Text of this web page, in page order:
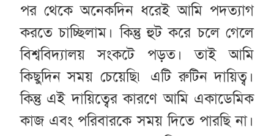
পর থেকে অনেকদিন ধরেই আমি পদত্যাগ
করতে চাচ্ছিলাম। কিন্তু হুট করে চলে গেলে
বিশ্ববিদ্যালয় সংকটে পড়ত। তাই আমি
কিছুদিন সময় চেয়েছি৷ এটি রুটিন দায়িত্ব।
কিন্তু এই দায়িত্বের কারণে আমি একাডেমিক
কাজ এবং পরিবারকে সময় দিতে পারছি না।